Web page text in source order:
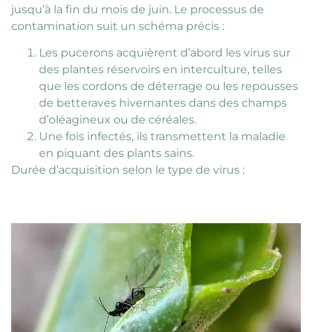
jusqu’à la fin du mois de juin. Le processus de
contamination suit un schéma précis :
Les pucerons acquièrent d’abord les virus sur
des plantes réservoirs en interculture, telles
que les cordons de déterrage ou les repousses
de betteraves hivernantes dans des champs
d’oléagineux ou de céréales.
Une fois infectés, ils transmettent la maladie
en piquant des plants sains.
Durée d’acquisition selon le type de virus :